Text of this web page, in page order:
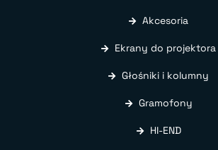
Akcesoria
Ekrany do projektora
Głośniki i kolumny
Gramofony
HI-END